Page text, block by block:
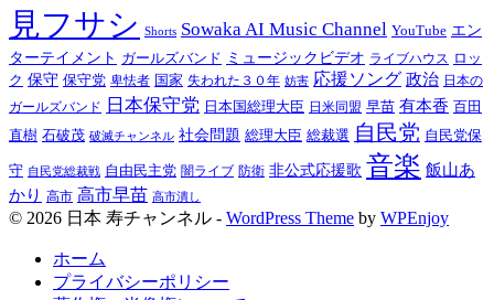
見フサシ Shorts Sowaka AI Music Channel YouTube エン
ターテイメント ガールズバンド ミュージックビデオ ライブハウス ロッ
ク 保守 保守党 卑怯者 国家 失われた３０年 妨害 応援ソング 政治 日本の
ガールズバンド
日本保守党 日本国総理大臣 日米同盟 早苗 有本香 百田
直樹 石破茂 破滅チャンネル 社会問題 総理大臣 総裁選 自民党 自民党保
守 自民党総裁戦 自由民主党 闇ライブ 防衛 非公式応援歌 音楽 飯山あ
かり 高市 高市早苗 高市潰し
© 2026 日本 寿チャンネル - WordPress Theme by WPEnjoy
ホーム
プライバシーポリシー